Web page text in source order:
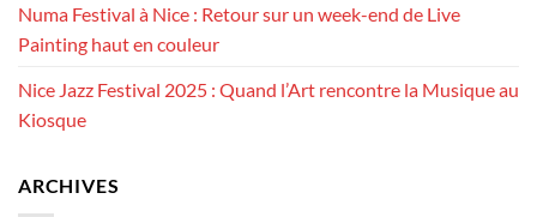
Numa Festival à Nice : Retour sur un week-end de Live
Painting haut en couleur
Nice Jazz Festival 2025 : Quand l’Art rencontre la Musique au
Kiosque
ARCHIVES